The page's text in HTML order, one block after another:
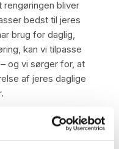
rengøringen bliver
bedst til jeres
brug for daglig,
kan vi tilpasse
og vi sørger for, at
af jeres daglige